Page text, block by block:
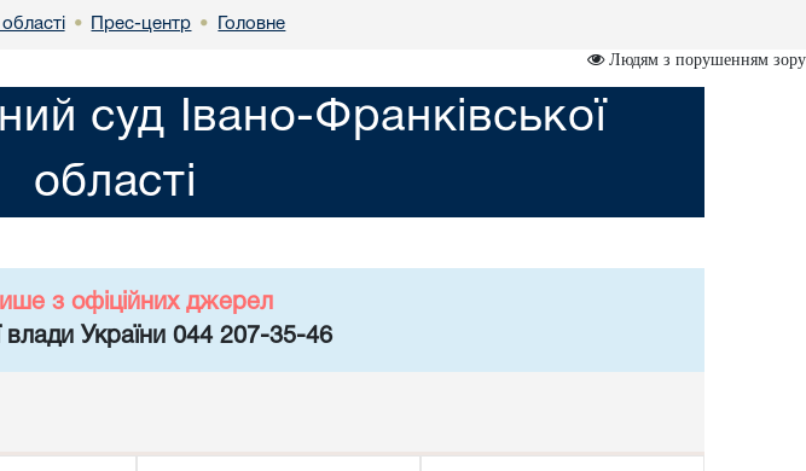
• Прес-центр • Головне
Людям з порушенням зору
суд Івано-Франківської
області
з офіційних джерел
України 044 207-35-46